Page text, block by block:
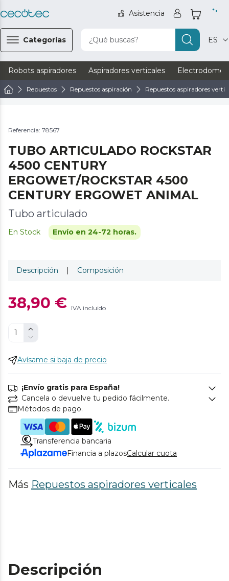
Asistencia
Categorías ¿Qué buscas? ES
Robots aspiradores Aspiradores verticales
Repuestos Repuestos aspiración Repuestos aspiradores
Referencia: 78567
TUBO ARTICULADO ROCKSTAR
4500 CENTURY
ERGOWET/ROCKSTAR 4500
CENTURY ERGOWET ANIMAL
Tubo articulado
En Stock Envío en 24-72 horas.
Descripción | Composición
38,90 € IVA incluido
Avísame si baja de precio
¡Envío gratis para España!
Cancela o devuelve tu pedido fácilmente.
Métodos de pago.
Transferencia bancaria
Financia a plazosCalcular cuota
Más Repuestos aspiradores verticales
Descripción